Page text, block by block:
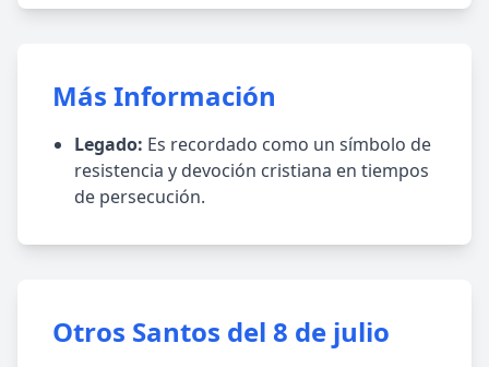
Más Información
Legado: Es recordado como un símbolo de
resistencia y devoción cristiana en tiempos
de persecución.
Otros Santos del 8 de julio